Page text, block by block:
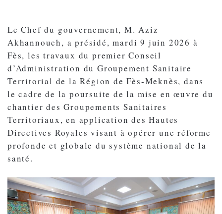
Le Chef du gouvernement, M. Aziz
Akhannouch, a présidé, mardi 9 juin 2026 à
Fès, les travaux du premier Conseil
d’Administration du Groupement Sanitaire
Territorial de la Région de Fès-Meknès, dans
le cadre de la poursuite de la mise en œuvre du
chantier des Groupements Sanitaires
Territoriaux, en application des Hautes
Directives Royales visant à opérer une réforme
profonde et globale du système national de la
santé.